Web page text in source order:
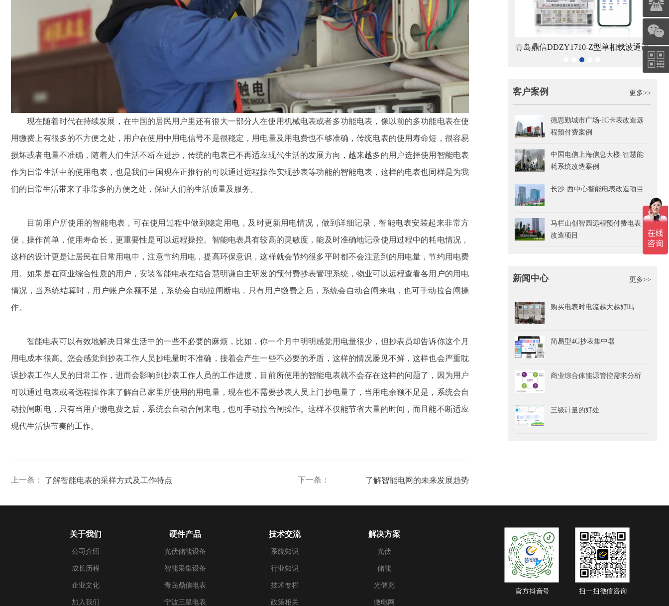
现在随着时代在持续发展，在中国的居民用户里还有很大一部分人在使用机械电表或者多功能电表，像以前的多功能电表在使
用缴费上有很多的不方便之处，用户在使用中用电信号不是很稳定，用电量及用电费也不够准确，传统电表的使用寿命短，很容易
损坏或者电量不准确，随着人们生活不断在进步，传统的电表已不再适应现代生活的发展方向，越来越多的用户选择使用智能电表
作为日常生活中的使用电表，也是我们中国现在正推行的可以通过远程操作实现抄表等功能的智能电表，这样的电表也同样是为我
们的日常生活带来了非常多的方便之处，保证人们的生活质量及服务。
目前用户所使用的智能电表，可在使用过程中做到稳定用电，及时更新用电情况，做到详细记录，智能电表安装起来非常方
便，操作简单，使用寿命长，更重要性是可以远程操控。智能电表具有较高的灵敏度，能及时准确地记录使用过程中的耗电情况，
这样的设计更是让居民在日常用电中，注意节约用电，提高环保意识，这样就会节约很多平时都不会注意到的用电量，节约用电费
用。如果是在商业综合性质的用户，安装智能电表在结合慧明谦自主研发的预付费抄表管理系统 ，物业可以远程查看各用户的用电
情况，当系统结算时，用户账户余额不足，系统会自动拉闸断电，只有用户缴费之后，系统会自动合闸来电，也可手动拉合闸操
作。
智能电表可以有效地解决日常生活中的一些不必要的麻烦，比如，你一个月中明明感觉用电量很少，但抄表员却告诉你这个月
用电成本很高。您会感觉到抄表工作人员抄电量时不准确，接着会产生一些不必要的矛盾，这样的情况屡见不鲜，这样也会严重耽
误抄表工作人员的日常工作，进而会影响到抄表工作人员的工作进度，目前所使用的智能电表就不会存在这样的问题了，因为用户
可以通过电表或者远程操作来了解自己家里所使用的用电量，现在也不需要抄表人员上门抄电量了，当用电余额不足是，系统会自
动拉闸断电，只有当用户缴电费之后，系统会自动合闸来电，也可手动拉合闸操作。这样不仅能节省大量的时间，而且能不断适应
现代生活快节奏的工作。
上一条： 了解智能电表的采样方式及工作特点 下一条： 了解智能电网的未来发展趋势
鑫腾越LXSF电子远传智能水表 宁波三星DDZY188-Z型4G通讯智能电
能表
杭州海兴DDZY208-Z型RS485通讯智
能电能表
青岛鼎信DDZY1710-Z型单相载波通讯
客户案例 更多>>
德思勤城市广场-IC卡表改造远
程预付费案例
中国电信上海信息大楼-智慧能
耗系统改造案例
长沙·西中心智能电表改造项目
马栏山创智园远程预付费电表
改造项目
新闻中心 更多>>
购买电表时电流越大越好吗
简易型4G抄表集中器
商业综合体能源管控需求分析
三级计量的好处
关于我们
公司介绍
成长历程
企业文化
加入我们
硬件产品
光伏储能设备
智能采集设备
青岛鼎信电表
宁波三星电表
技术交流
系统知识
行业知识
技术专栏
政策相关
解决方案
光伏
储能
光储充
微电网